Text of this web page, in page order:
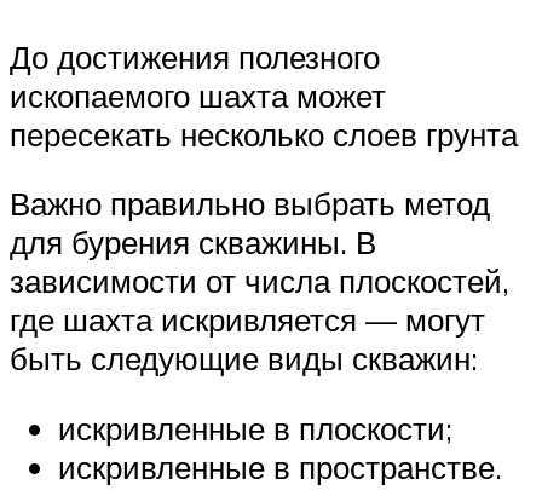
До достижения полезного
ископаемого шахта может
пересекать несколько слоев грунта
Важно правильно выбрать метод
для бурения скважины. В
зависимости от числа плоскостей,
где шахта искривляется — могут
быть следующие виды скважин:
искривленные в плоскости;
искривленные в пространстве.